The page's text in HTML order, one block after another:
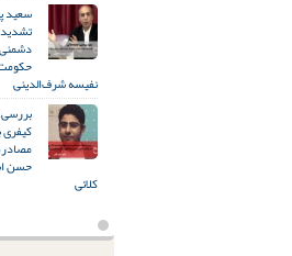
سعید
نفیسه شرف‌الدینی
حسن
کلائی